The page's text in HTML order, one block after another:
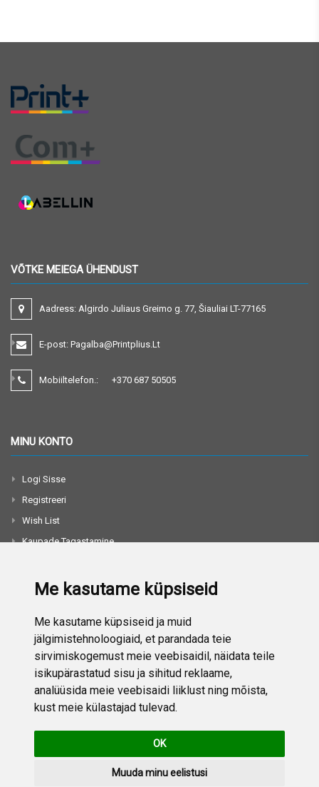
Me kasutame küpsiseid
Me kasutame küpsiseid ja muid
jälgimistehnoloogiaid, et parandada teie
sirvimiskogemust meie veebisaidil, näidata teile
isikupärastatud sisu ja sihitud reklaame,
analüüsida meie veebisaidi liiklust ning mõista,
kust meie külastajad tulevad.
OK
Muuda minu eelistusi
VÕTKE MEIEGA ÜHENDUST
Aadress: Algirdo Juliaus Greimo g. 77, Šiauliai LT-77165
E-post: Pagalba@printplius.lt
Mobiiltelefon.: +370 687 50505
MINU KONTO
Logi Sisse
Registreeri
Wish List
Kaupade Tagastamine
Meie Kohta
Kontakt
Privaatsuspoliitika
Ostu-Müügi Eeskirjad
Hulgimüük